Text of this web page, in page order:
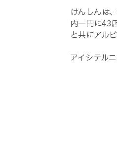
けんしんは
内一円に43
と共にアル
アイシテル